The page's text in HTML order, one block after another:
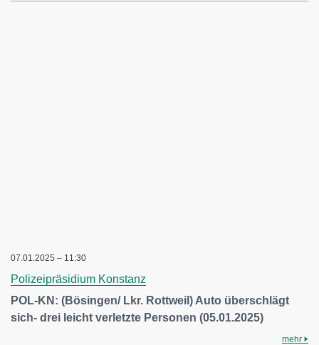
07.01.2025 – 11:30
Polizeipräsidium Konstanz
POL-KN: (Bösingen/ Lkr. Rottweil) Auto überschlägt
sich- drei leicht verletzte Personen (05.01.2025)
mehr